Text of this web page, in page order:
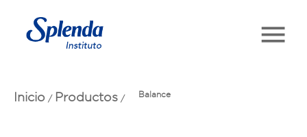
Inicio / Productos / Balance